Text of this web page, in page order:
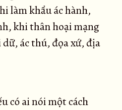
làm khẩu ác hành,
khi thân hoại mạng
ác thú, đọa xứ, địa
có ai nói một cách